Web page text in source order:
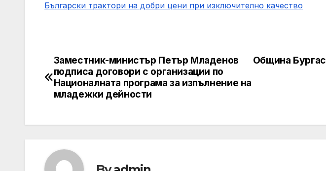
Български трактори на добри цени при изключително качество
Post
navigation
Община Бургас
Заместник-министър Петър Младенов
подписа договори с организации по
Националната програма за изпълнение на
младежки дейности